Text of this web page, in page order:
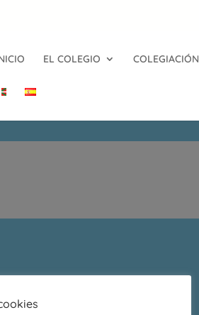
EL COLEGIO COLEGIACIÓN